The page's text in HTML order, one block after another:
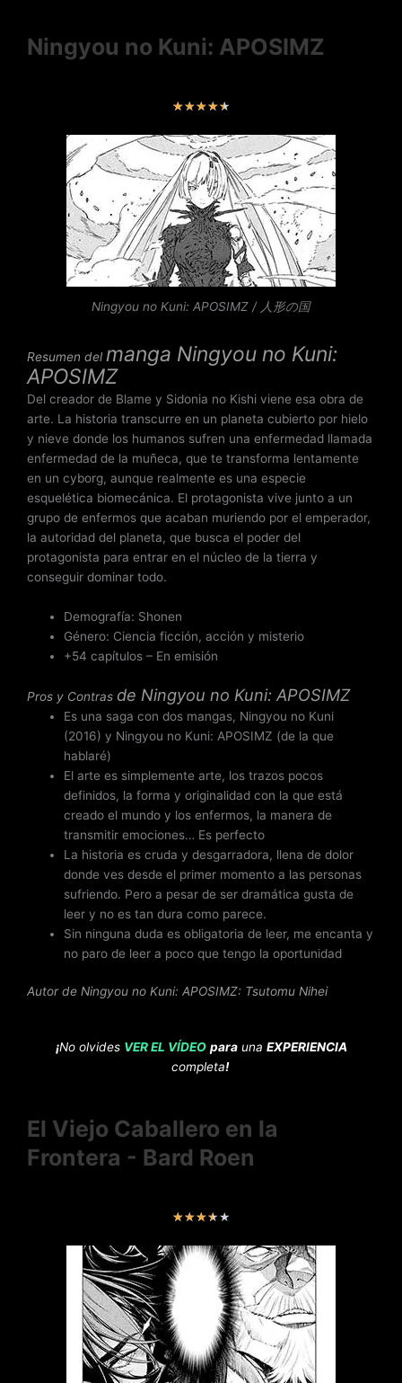
Ningyou no Kuni: APOSIMZ
★★★★★V
l
o
r
a
d
o
c
o
n
5
e
5
Ningyou no Kuni: APOSIMZ / 人形の国
Resumen del manga Ningyou no Kuni:
APOSIMZ
Del creador de Blame y Sidonia no Kishi viene esa obra de
arte. La historia transcurre en un planeta cubierto por hielo
y nieve donde los humanos sufren una enfermedad llamada
enfermedad de la muñeca, que te transforma lentamente
en un cyborg, aunque realmente es una especie
esquelética biomecánica. El protagonista vive junto a un
grupo de enfermos que acaban muriendo por el emperador,
la autoridad del planeta, que busca el poder del
protagonista para entrar en el núcleo de la tierra y
conseguir dominar todo.
Demografía: Shonen
Género: Ciencia ficción, acción y misterio
+54 capítulos – En emisión
Pros y Contras de Ningyou no Kuni: APOSIMZ
Es una saga con dos mangas, Ningyou no Kuni
(2016) y Ningyou no Kuni: APOSIMZ (de la que
hablaré)
El arte es simplemente arte, los trazos pocos
definidos, la forma y originalidad con la que está
creado el mundo y los enfermos, la manera de
transmitir emociones… Es perfecto
La historia es cruda y desgarradora, llena de dolor
donde ves desde el primer momento a las personas
sufriendo. Pero a pesar de ser dramática gusta de
leer y no es tan dura como parece.
Sin ninguna duda es obligatoria de leer, me encanta y
no paro de leer a poco que tengo la oportunidad
Autor de Ningyou no Kuni: APOSIMZ: Tsutomu Nihei
¡No olvides VER EL VÍDEO parauna EXPERIENCIA
completa!
El Viejo Caballero en la
Frontera - Bard Roen
★★★★★V
l
o
r
a
d
o
c